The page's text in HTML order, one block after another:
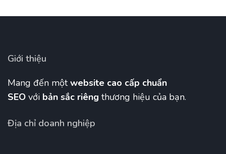
Giới thiệu
Mang đến mộtwebsite cao cấp chuẩn
SEO với bản sắc riêng thương hiệu của bạn.
Địa chỉ doanh nghiệp